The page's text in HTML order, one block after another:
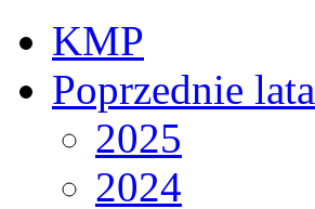
KMP
Poprzednie lata
2025
2024